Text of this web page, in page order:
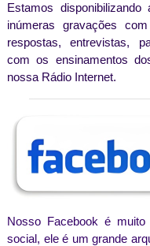
Estamos
inúmeras gravações
respostas, entrevistas,
com os ensinamentos
nossa Rádio Internet.
Nosso Facebook é
social, ele é um grande